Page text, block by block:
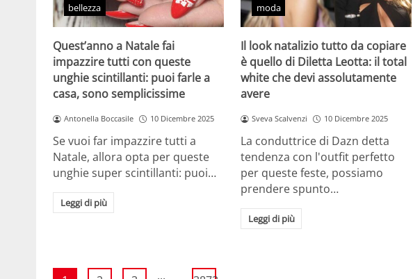
bellezza
Quest’anno a Natale fai
impazzire tutti con queste
unghie scintillanti: puoi farle a
casa, sono semplicissime
Antonella Boccasile 10 Dicembre 2025
Se vuoi far impazzire tutti a
Natale, allora opta per queste
unghie super scintillanti: puoi…
Leggi di più
moda
Il look natalizio tutto da copiare
è quello di Diletta Leotta: il total
white che devi assolutamente
avere
Sveva Scalvenzi 10 Dicembre 2025
La conduttrice di Dazn detta
tendenza con l'outfit perfetto
per queste feste, possiamo
prendere spunto…
Leggi di più
...